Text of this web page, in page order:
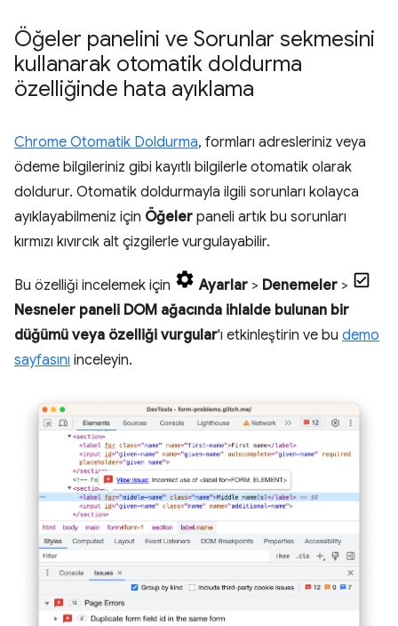
Öğeler panelini ve Sorunlar sekmesini
kullanarak otomatik doldurma
özelliğinde hata ayıklama
Chrome Otomatik Doldurma, formları adresleriniz veya
ödeme bilgileriniz gibi kayıtlı bilgilerle otomatik olarak
doldurur. Otomatik doldurmayla ilgili sorunları kolayca
ayıklayabilmeniz için Öğeler paneli artık bu sorunları
kırmızı kıvırcık alt çizgilerle vurgulayabilir.
Bu özelliği incelemek için Ayarlar > Denemeler >
Nesneler paneli DOM ağacında ihlalde bulunan bir
düğümü veya özelliği vurgular'ı etkinleştirin ve bu demo
sayfasını inceleyin.